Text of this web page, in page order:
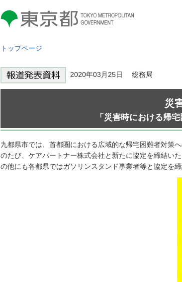
東京都 TOKYO METROPOLITAN
GOVERNMENT
トップページ
2020年03月25日 総務局
災
「災害時における帰
九都県市では、首都圏における広域的な帰宅困難者対策
のたび、ケアパートナー株式会社と新たに協定を締結い
の他にも各都県ではガソリンスタンド事業者等と協定を